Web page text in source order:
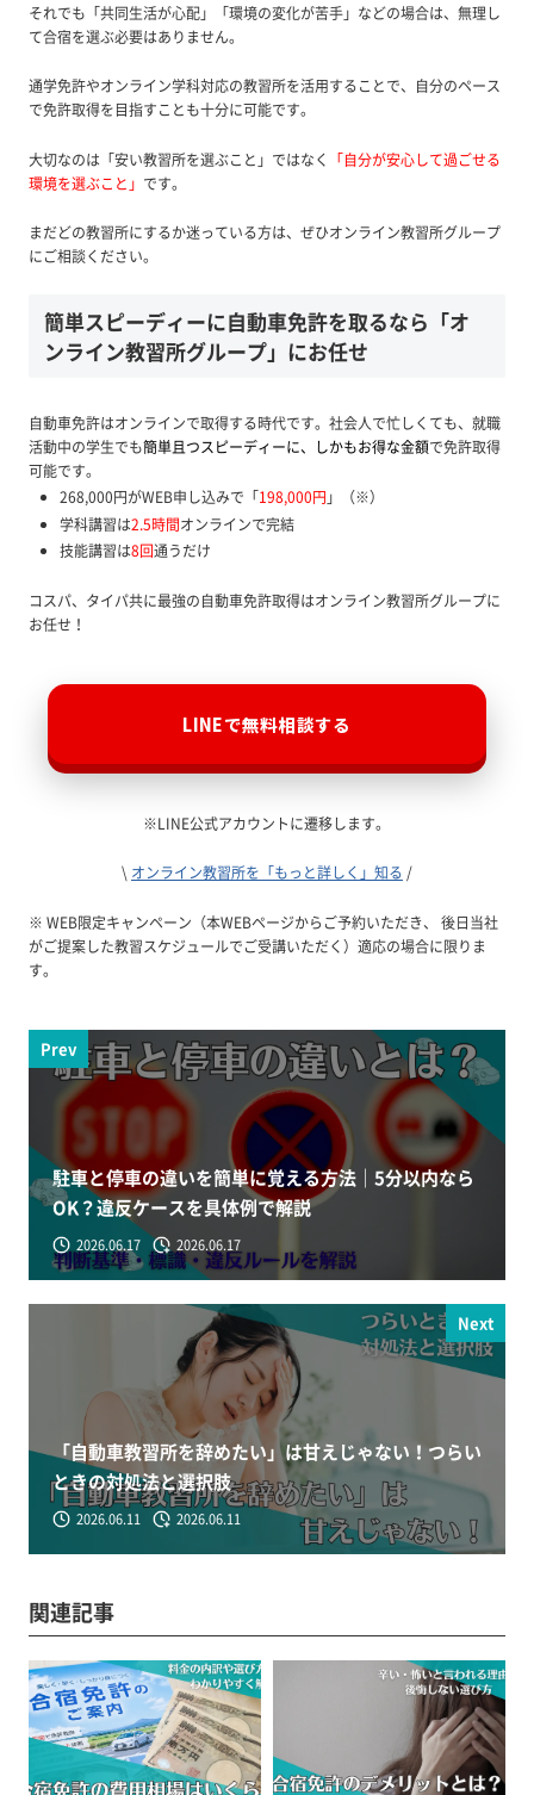
それでも「共同生活が心配」「環境の変化が苦手」などの場合は、無理し
て合宿を選ぶ必要はありません。
通学免許やオンライン学科対応の教習所を活用することで、自分のペース
で免許取得を目指すことも十分に可能です。
大切なのは「安い教習所を選ぶこと」ではなく 「自分が安心して過ごせる
環境を選ぶこと」 です。
まだどの教習所にするか迷っている方は、ぜひオンライン教習所グループ
にご相談ください。
簡単スピーディーに自動車免許を取るなら「オ
ンライン教習所グループ」にお任せ
自動車免許はオンラインで取得する時代です。社会人で忙しくても、就職
活動中の学生でも簡単且つスピーディーに、しかもお得な金額で免許取得
可能です。
268,000円がWEB申し込みで「198,000円 」（※）
学科講習は2.5時間オンラインで完結
技能講習は8回通うだけ
コスパ、タイパ共に最強の自動車免許取得はオンライン教習所グループに
お任せ！
LINEで無料相談する
※LINE公式アカウントに遷移します。
\ オンライン教習所を「もっと詳しく」知る /
※ WEB限定キャンペーン（本WEBページからご予約いただき、 後日当社
がご提案した教習スケジュールでご受講いただく）適応の場合に限りま
す。
Prev
駐車と停車の違いを簡単に覚える方法｜5分以内なら
OK？違反ケースを具体例で解説
2026.06.17 2026.06.17
Next
「自動車教習所を辞めたい」は甘えじゃない！つらい
ときの対処法と選択肢
2026.06.11 2026.06.11
関連記事